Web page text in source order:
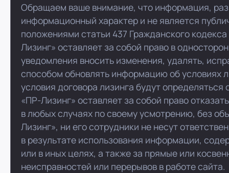
Обращаем ваше внимание, что информация,
информационный характер и не является
положениями статьи 437 Гражданского
Лизинг» оставляет за собой право в
уведомления вносить изменения, удалять,
способом обновлять информацию об условиях
условия договора лизинга будут
«ПР-Лизинг» оставляет за собой право
в любых случаях по своему усмотрению, без
Лизинг», ни его сотрудники не несут
в результате использования информации,
или в иных целях, а также за прямые или
неисправностей или перерывов в работе сайта.